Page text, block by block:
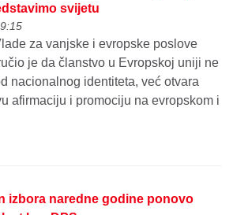
svijetu
za vanjske i evropske poslove
je da članstvo u Evropskoj uniji ne
nacionalnog identiteta, već otvara
afirmaciju i promociju na evropskom i
izbora naredne godine ponovo